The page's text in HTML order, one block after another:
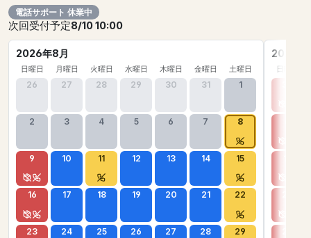
電話サポート 休業中
次回受付予定8/10 10:00
2026年8月
日曜日 月曜日 火曜日 水曜日 木曜日 金曜日 土曜日
26 27 28 29 30 31 1
2 3 4 5 6 7 8
9 10 11 12 13 14 15
16 17 18 19 20 21 22
23 24 25 26 27 28 29
2026年
日曜日